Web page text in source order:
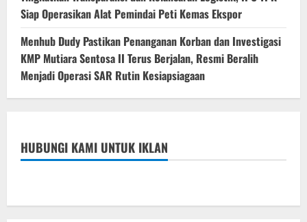
Siap Operasikan Alat Pemindai Peti Kemas Ekspor
Menhub Dudy Pastikan Penanganan Korban dan Investigasi
KMP Mutiara Sentosa II Terus Berjalan, Resmi Beralih
Menjadi Operasi SAR Rutin Kesiapsiagaan
HUBUNGI KAMI UNTUK IKLAN